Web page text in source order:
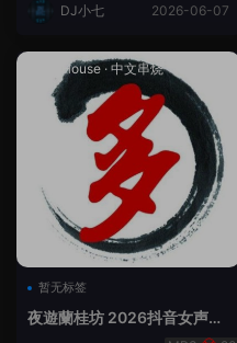
DJ小七 2026-06-07
Prog House · 中文串烧
暂无标签
夜遊蘭桂坊 2026抖音女声整
合（DJ多多DJ尾巴）